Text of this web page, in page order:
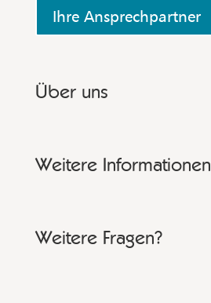
Ihre Ansprechpartner
Über uns
Weitere Informationen
Weitere Fragen?